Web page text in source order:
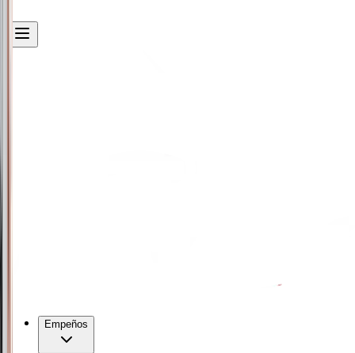
Empeños